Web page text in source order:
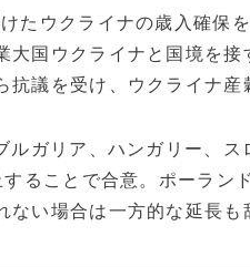
たウクライナの歳入確保
大国ウクライナと国境を
議を受け、ウクライナ産
ガリア、ハンガリー、ス
ることで合意。ポーラン
ない場合は一方的な延長